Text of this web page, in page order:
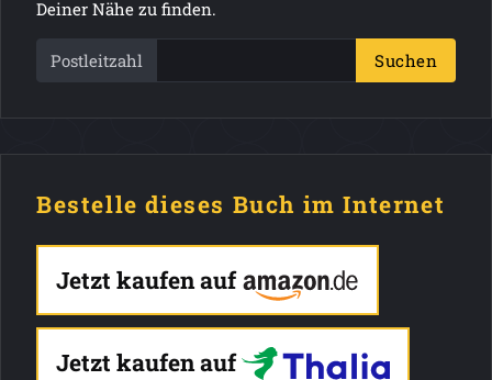
Deiner Nähe zu finden.
Postleitzahl Suchen
Bestelle dieses Buch im Internet
Jetzt kaufen auf
Jetzt kaufen auf